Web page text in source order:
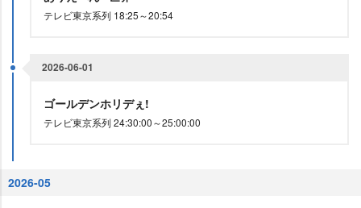
テレビ東京系列 18:25～20:54
2026-06-01
ゴールデンホリデぇ!
テレビ東京系列 24:30:00～25:00:00
2026-05